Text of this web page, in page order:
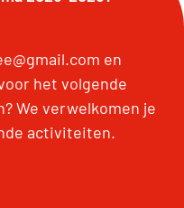
en
het volgende
We verwelkomen je
activiteiten.